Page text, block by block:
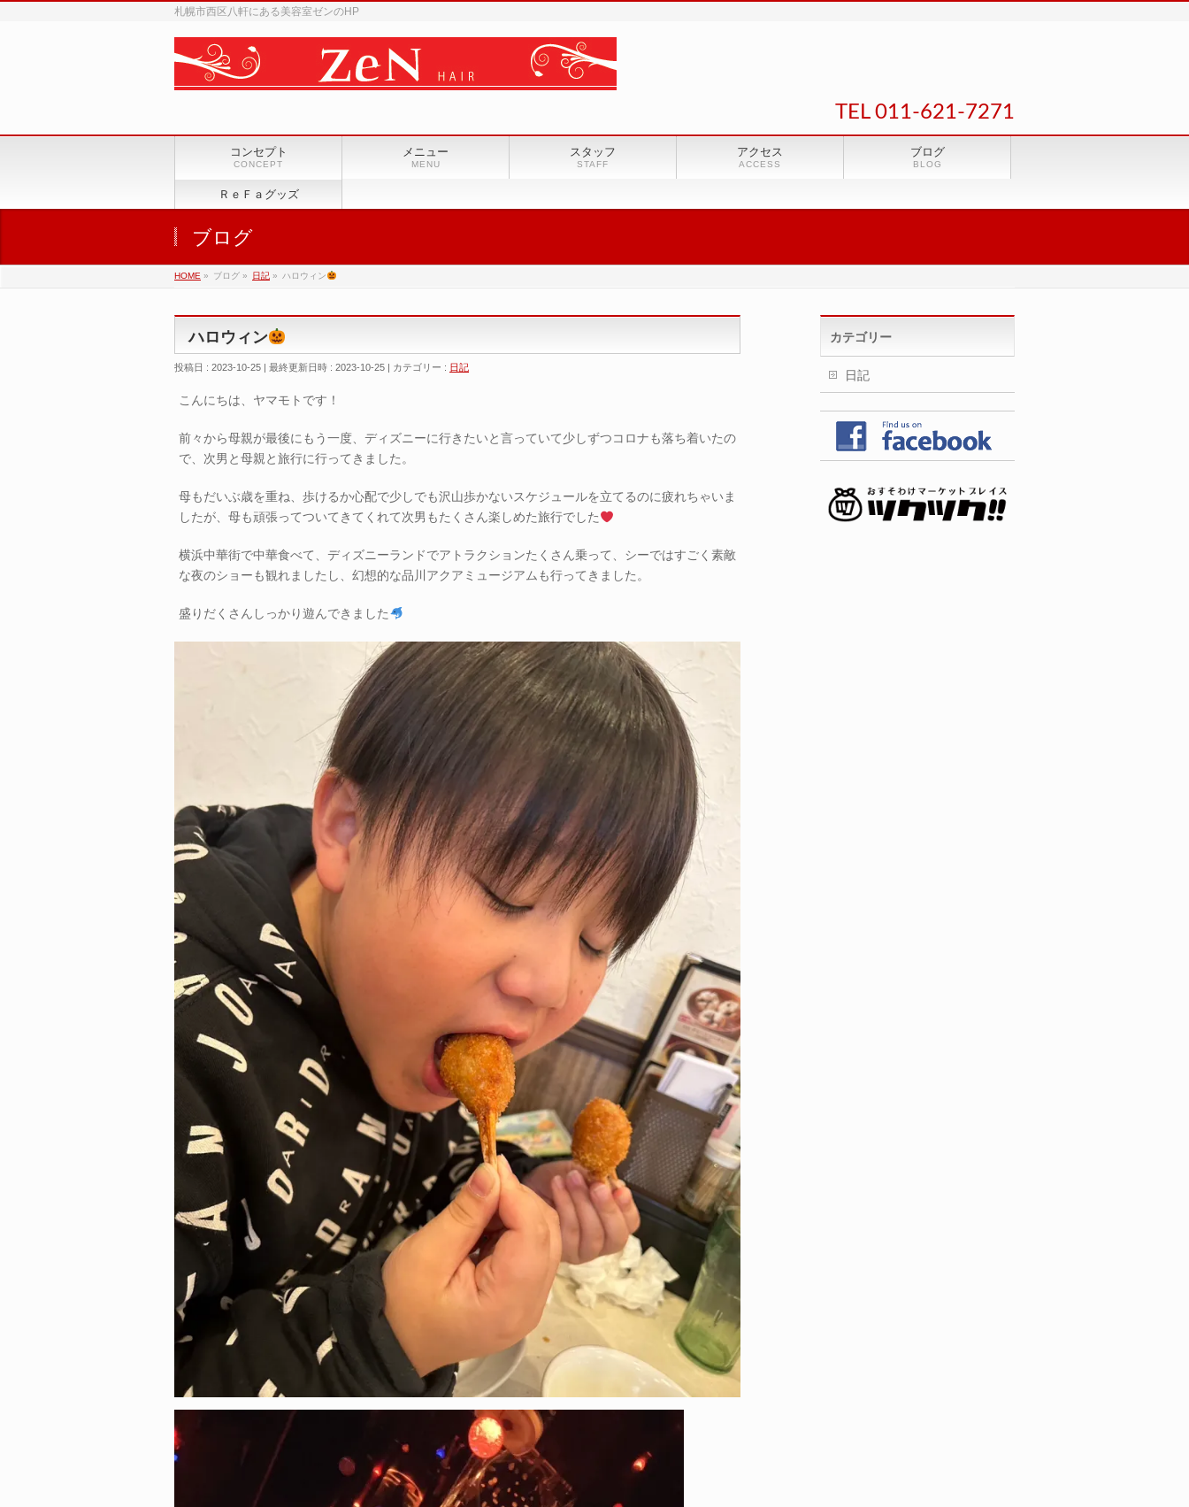
札幌市西区八軒にある美容室ゼンのHP
TEL 011-621-7271
コンセプト
CONCEPT
メニュー
MENU
スタッフ
STAFF
アクセス
ACCESS
ブログ
BLOG
ＲｅＦａグッズ
ブログ
HOME » ブログ » 日記 » ハロウィン
ハロウィン
投稿日 : 2023-10-25 最終更新日時 : 2023-10-25 カテゴリー : 日記
こんにちは、ヤマモトです！
前々から母親が最後にもう一度、ディズニーに行きたいと言っていて少しずつコロナも落ち着いたの
で、次男と母親と旅行に行ってきました。
母もだいぶ歳を重ね、歩けるか心配で少しでも沢山歩かないスケジュールを立てるのに疲れちゃいま
したが、母も頑張ってついてきてくれて次男もたくさん楽しめた旅行でした
横浜中華街で中華食べて、ディズニーランドでアトラクションたくさん乗って、シーではすごく素敵
な夜のショーも観れましたし、幻想的な品川アクアミュージアムも行ってきました。
盛りだくさんしっかり遊んできました
カテゴリー
日記